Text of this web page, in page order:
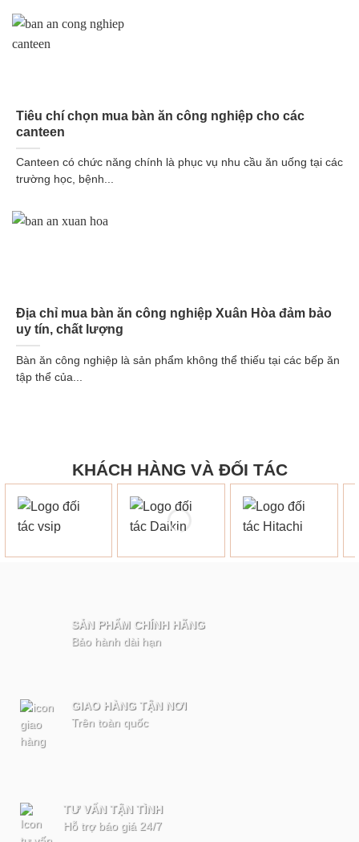
Tiêu chí chọn mua bàn ăn công nghiệp cho các
canteen
Canteen có chức năng chính là phục vụ nhu cầu ăn uống tại các
trường học, bệnh...
Địa chỉ mua bàn ăn công nghiệp Xuân Hòa đảm bảo
uy tín, chất lượng
Bàn ăn công nghiệp là sản phẩm không thể thiếu tại các bếp ăn
tập thể của...
KHÁCH HÀNG VÀ ĐỐI TÁC
SẢN PHẨM CHÍNH HÃNG
Bảo hành dài hạn
GIAO HÀNG TẬN NƠI
Trên toàn quốc
TƯ VẤN TẬN TÌNH
Hỗ trợ báo giá 24/7